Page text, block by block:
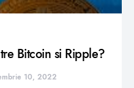
Bitcoin si Ripple?
10, 2022